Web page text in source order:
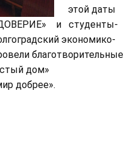
этой даты
и студенты-
экономико-
благотворительные
дом»
добрее».